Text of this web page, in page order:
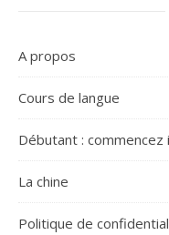
A propos
Cours de langue
Débutant : commencez
La chine
Politique de